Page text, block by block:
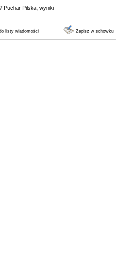
Puchar Pilska, wyniki
listy wiadomości Zapisz w schowku